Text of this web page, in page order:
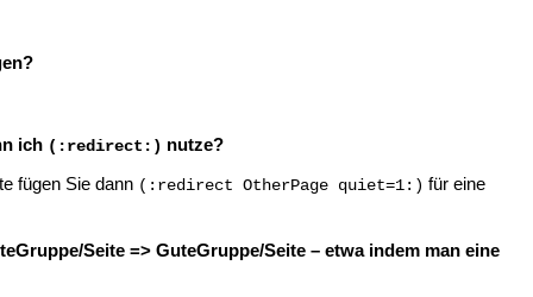
ich (:redirect:) nutze?
fügen Sie dann (:redirect OtherPage quiet=1:) für eine
Seite => GuteGruppe/Seite – etwa indem man eine